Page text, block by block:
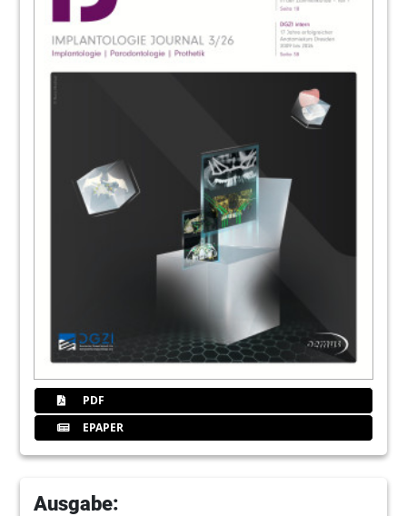
Markt
Redaktion
Henry Schein Dental Deutschland GmbH
Dentegris Deutschland GmbH
Interview: „Diesen Trend darf man nicht
Jürgen Isbaner und Georg Isbaner im Gespräch
mit Dr. Nina Chuchracky
„Das ist ein tolles Ergebnis für die
Implantate“
Dr. Aneta Pecanov-Schröder im Gespräch mit
Prof. Dr. Gerhard Wahl
InteraDent Zahntechnik GmbH
-Verbindung für Implantatprothesen
PDF
EPAPER
Ausgabe: